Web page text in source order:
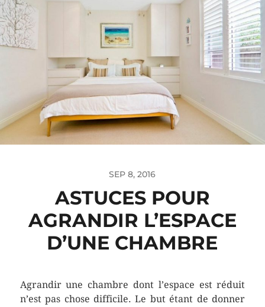
SEP 8, 2016
ASTUCES POUR
AGRANDIR L’ESPACE
D’UNE CHAMBRE
Agrandir une chambre dont l’espace est réduit
n’est pas chose difficile. Le but étant de donner